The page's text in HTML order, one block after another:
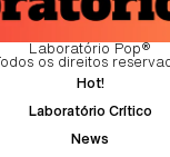
Laboratório Pop®
os direitos
Hot!
Laboratório Crítico
News